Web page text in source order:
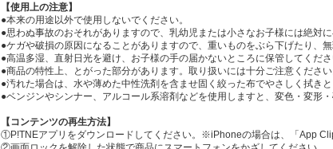
【使用上の注意】
●本来の用途以外で使用しないでください。
●思わぬ事故のおそれがありますので、乳幼児または小さなお子様には絶対に
●ケガや破損の原因になることがありますので、重いものをぶら下げたり、
●高温多湿、直射日光を避け、お子様の手の届かないところに保管してくださ
●商品の特性上、とがった部分があります。取り扱いには十分ご注意ください
●汚れた場合は、水や薄めた中性洗剤を含ませ固く絞った布でやさしく拭きと
●ベンジンやシンナー、アルコール系溶剤などを使用しますと、変色・変形
【コンテンツの再生方法】
①P!TNEアプリをダウンロードしてください。※iPhoneの場合は、「App